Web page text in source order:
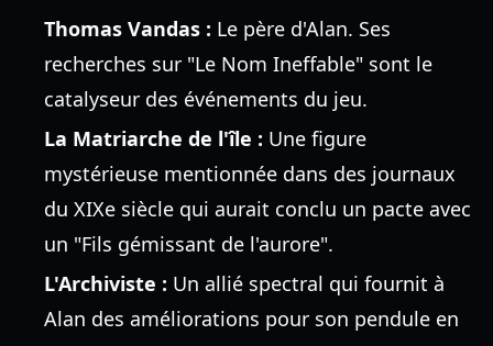
Thomas Vandas : Le père d'Alan. Ses
recherches sur "Le Nom Ineffable" sont le
catalyseur des événements du jeu.
La Matriarche de l'île : Une figure
mystérieuse mentionnée dans des journaux
du XIXe siècle qui aurait conclu un pacte avec
un "Fils gémissant de l'aurore".
L'Archiviste : Un allié spectral qui fournit à
Alan des améliorations pour son pendule en